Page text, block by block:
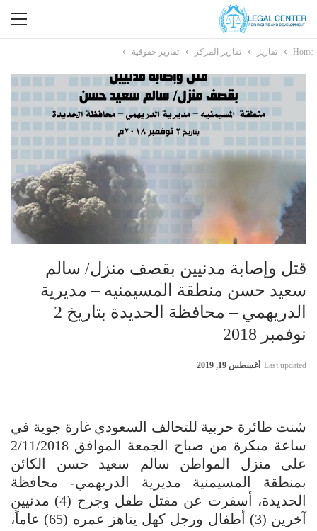
Home تقارير تقارير المركز تقارير حقوقية
قتل وإصابة مدنيين بقصف منزل/ سالم
سعيد حسن منطقة المسيمنيه – مديرية
الدريهمي – محافظة الحديدة بتاريخ 2
نوفمبر 2018
Last updated أغسطس 19, 2019
شنت طائرة حربية للتحالف السعودي غارة جوية في
ساعة مبكرة من صباح الجمعة الموافق 2/11/2018
على منزل المواطن سالم سعيد حسن الكائن
بمنطقة المسيمنية مديرية الدريهمي- محافظة
الحديدة، أسفرت عن مقتل طفل وجرح (4) مدنيين
آخرين (3) أطفال ورجل كهل يناهز عمره (65) عاماً،